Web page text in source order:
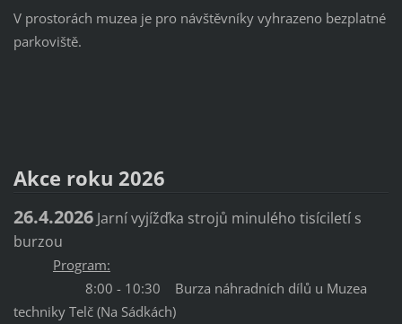
V prostorách muzea je pro návštěvníky vyhrazeno bezplatné
parkoviště.
Akce roku 2026
26.4.2026Jarní vyjížďka strojů minulého tisíciletí s
burzou
Program:
8:00 - 10:30 Burza náhradních dílů u Muzea
techniky Telč (Na Sádkách)